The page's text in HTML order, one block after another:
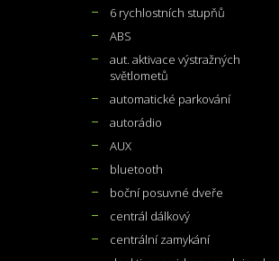
6 rychlostních stupňů
ABS
aut. aktivace výstražných
světlometů
automatické parkování
autorádio
AUX
bluetooth
boční posuvné dveře
centrál dálkový
centrální zamykání